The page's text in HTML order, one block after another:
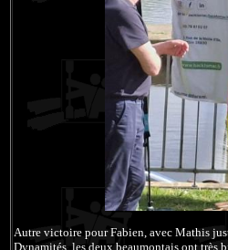
Autre victoire pour Fabien, avec Mathis
Dynamités, les deux beaumontais ont très